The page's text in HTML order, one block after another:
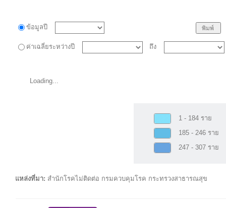
ข้อมูลปี
ค่าเฉลี่ยระหว่างปี ถึง
Loading...
1 - 184 ราย
185 - 246 ราย
247 - 307 ราย
แหล่งที่มา: สำนักโรคไม่ติดต่อ กรมควบคุมโรค กระทรวงสาธารณสุข